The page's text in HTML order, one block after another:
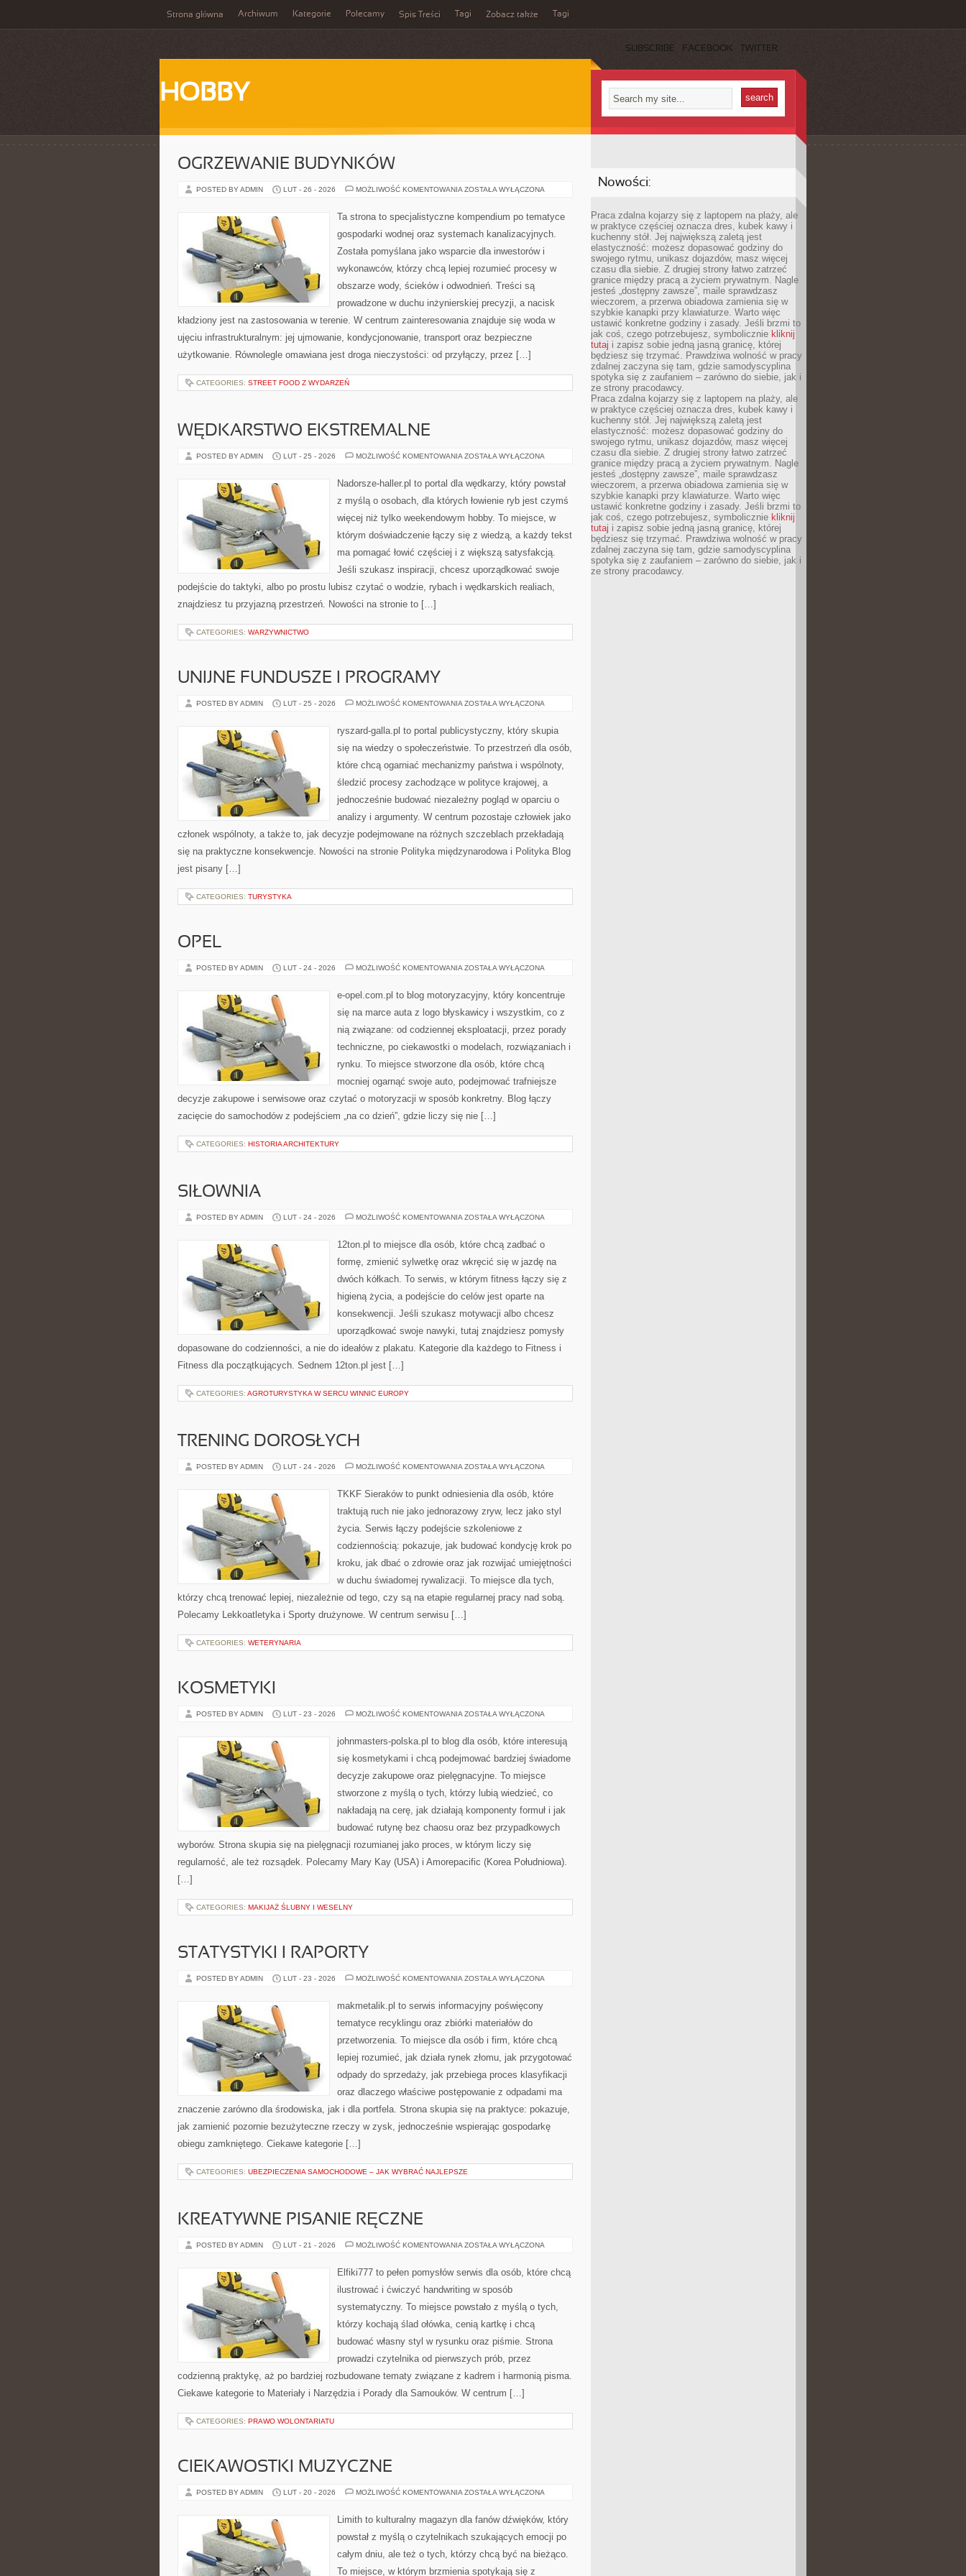
Strona główna Archiwum Kategorie Polecamy Spis Treści Tagi Zobacz także Tagi
SUBSCRIBE FACEBOOK TWITTER
HOBBY
OGRZEWANIE BUDYNKÓW
POSTED BY ADMIN LUT - 26 - 2026 MOŻLIWOŚĆ KOMENTOWANIA OGRZEWANIE
ZOSTAŁA WYŁĄCZONA
Ta strona to specjalistyczne kompendium po tematyce
gospodarki wodnej oraz systemach kanalizacyjnych.
Została pomyślana jako wsparcie dla inwestorów i
wykonawców, którzy chcą lepiej rozumieć procesy w
obszarze wody, ścieków i odwodnień. Treści są
prowadzone w duchu inżynierskiej precyzji, a nacisk
kładziony jest na zastosowania w terenie. W centrum zainteresowania znajduje się woda w
ujęciu infrastrukturalnym: jej ujmowanie, kondycjonowanie, transport oraz bezpieczne
użytkowanie. Równolegle omawiana jest droga nieczystości: od przyłączy, przez […]
CATEGORIES: STREET FOOD Z WYDARZEŃ
WĘDKARSTWO EKSTREMALNE
POSTED BY ADMIN LUT - 25 - 2026 MOŻLIWOŚĆ KOMENTOWANIA WĘDKARSTWO
ZOSTAŁA WYŁĄCZONA
Nadorsze-haller.pl to portal dla wędkarzy, który powstał
z myślą o osobach, dla których łowienie ryb jest czymś
więcej niż tylko weekendowym hobby. To miejsce, w
którym doświadczenie łączy się z wiedzą, a każdy tekst
ma pomagać łowić częściej i z większą satysfakcją.
Jeśli szukasz inspiracji, chcesz uporządkować swoje
podejście do taktyki, albo po prostu lubisz czytać o wodzie, rybach i wędkarskich realiach,
znajdziesz tu przyjazną przestrzeń. Nowości na stronie to […]
CATEGORIES: WARZYWNICTWO
UNIJNE FUNDUSZE I PROGRAMY
POSTED BY ADMIN LUT - 25 - 2026 MOŻLIWOŚĆ KOMENTOWANIA UNIJNE
PROGRAMY
ZOSTAŁA WYŁĄCZONA
ryszard-galla.pl to portal publicystyczny, który skupia
się na wiedzy o społeczeństwie. To przestrzeń dla osób,
które chcą ogarniać mechanizmy państwa i wspólnoty,
śledzić procesy zachodzące w polityce krajowej, a
jednocześnie budować niezależny pogląd w oparciu o
analizy i argumenty. W centrum pozostaje człowiek jako
członek wspólnoty, a także to, jak decyzje podejmowane na różnych szczeblach przekładają
się na praktyczne konsekwencje. Nowości na stronie Polityka międzynarodowa i Polityka Blog
jest pisany […]
CATEGORIES: TURYSTYKA
OPEL
POSTED BY ADMIN LUT - 24 - 2026 MOŻLIWOŚĆ KOMENTOWANIA OPEL
ZOSTAŁA WYŁĄCZONA
e-opel.com.pl to blog motoryzacyjny, który koncentruje
się na marce auta z logo błyskawicy i wszystkim, co z
nią związane: od codziennej eksploatacji, przez porady
techniczne, po ciekawostki o modelach, rozwiązaniach i
rynku. To miejsce stworzone dla osób, które chcą
mocniej ogarnąć swoje auto, podejmować trafniejsze
decyzje zakupowe i serwisowe oraz czytać o motoryzacji w sposób konkretny. Blog łączy
zacięcie do samochodów z podejściem „na co dzień”, gdzie liczy się nie […]
CATEGORIES: HISTORIA ARCHITEKTURY
SIŁOWNIA
POSTED BY ADMIN LUT - 24 - 2026 MOŻLIWOŚĆ KOMENTOWANIA SIŁOWNIA
ZOSTAŁA WYŁĄCZONA
12ton.pl to miejsce dla osób, które chcą zadbać o
formę, zmienić sylwetkę oraz wkręcić się w jazdę na
dwóch kółkach. To serwis, w którym fitness łączy się z
higieną życia, a podejście do celów jest oparte na
konsekwencji. Jeśli szukasz motywacji albo chcesz
uporządkować swoje nawyki, tutaj znajdziesz pomysły
dopasowane do codzienności, a nie do ideałów z plakatu. Kategorie dla każdego to Fitness i
Fitness dla początkujących. Sednem 12ton.pl jest […]
CATEGORIES: AGROTURYSTYKA W SERCU WINNIC EUROPY
TRENING DOROSŁYCH
POSTED BY ADMIN LUT - 24 - 2026 MOŻLIWOŚĆ KOMENTOWANIA TRENING
ZOSTAŁA WYŁĄCZONA
TKKF Sieraków to punkt odniesienia dla osób, które
traktują ruch nie jako jednorazowy zryw, lecz jako styl
życia. Serwis łączy podejście szkoleniowe z
codziennością: pokazuje, jak budować kondycję krok po
kroku, jak dbać o zdrowie oraz jak rozwijać umiejętności
w duchu świadomej rywalizacji. To miejsce dla tych,
którzy chcą trenować lepiej, niezależnie od tego, czy są na etapie regularnej pracy nad sobą.
Polecamy Lekkoatletyka i Sporty drużynowe. W centrum serwisu […]
CATEGORIES: WETERYNARIA
KOSMETYKI
POSTED BY ADMIN LUT - 23 - 2026 MOŻLIWOŚĆ KOMENTOWANIA KOSMETYKI
ZOSTAŁA WYŁĄCZONA
johnmasters-polska.pl to blog dla osób, które interesują
się kosmetykami i chcą podejmować bardziej świadome
decyzje zakupowe oraz pielęgnacyjne. To miejsce
stworzone z myślą o tych, którzy lubią wiedzieć, co
nakładają na cerę, jak działają komponenty formuł i jak
budować rutynę bez chaosu oraz bez przypadkowych
wyborów. Strona skupia się na pielęgnacji rozumianej jako proces, w którym liczy się
regularność, ale też rozsądek. Polecamy Mary Kay (USA) i Amorepacific (Korea Południowa).
[…]
CATEGORIES: MAKIJAŻ ŚLUBNY I WESELNY
STATYSTYKI I RAPORTY
POSTED BY ADMIN LUT - 23 - 2026 MOŻLIWOŚĆ KOMENTOWANIA STATYSTYKI
ZOSTAŁA WYŁĄCZONA
makmetalik.pl to serwis informacyjny poświęcony
tematyce recyklingu oraz zbiórki materiałów do
przetworzenia. To miejsce dla osób i firm, które chcą
lepiej rozumieć, jak działa rynek złomu, jak przygotować
odpady do sprzedaży, jak przebiega proces klasyfikacji
oraz dlaczego właściwe postępowanie z odpadami ma
znaczenie zarówno dla środowiska, jak i dla portfela. Strona skupia się na praktyce: pokazuje,
jak zamienić pozornie bezużyteczne rzeczy w zysk, jednocześnie wspierając gospodarkę
obiegu zamkniętego. Ciekawe kategorie […]
CATEGORIES: UBEZPIECZENIA SAMOCHODOWE – JAK WYBRAĆ NAJLEPSZE
KREATYWNE PISANIE RĘCZNE
POSTED BY ADMIN LUT - 21 - 2026 MOŻLIWOŚĆ KOMENTOWANIA KREATYWNE
ZOSTAŁA WYŁĄCZONA
Elfiki777 to pełen pomysłów serwis dla osób, które chcą
ilustrować i ćwiczyć handwriting w sposób
systematyczny. To miejsce powstało z myślą o tych,
którzy kochają ślad ołówka, cenią kartkę i chcą
budować własny styl w rysunku oraz piśmie. Strona
prowadzi czytelnika od pierwszych prób, przez
codzienną praktykę, aż po bardziej rozbudowane tematy związane z kadrem i harmonią pisma.
Ciekawe kategorie to Materiały i Narzędzia i Porady dla Samouków. W centrum […]
CATEGORIES: PRAWO WOLONTARIATU
CIEKAWOSTKI MUZYCZNE
POSTED BY ADMIN LUT - 20 - 2026 MOŻLIWOŚĆ KOMENTOWANIA CIEKAWOSTKI
ZOSTAŁA WYŁĄCZONA
Limith to kulturalny magazyn dla fanów dźwięków, który
powstał z myślą o czytelnikach szukających emocji po
całym dniu, ale też o tych, którzy chcą być na bieżąco.
To miejsce, w którym brzmienia spotykają się z
Nowości:
Praca zdalna kojarzy się z laptopem na plaży, ale
w praktyce częściej oznacza dres, kubek kawy i
kuchenny stół. Jej największą zaletą jest
elastyczność: możesz dopasować godziny do
swojego rytmu, unikasz dojazdów, masz więcej
czasu dla siebie. Z drugiej strony łatwo zatrzeć
granice między pracą a życiem prywatnym. Nagle
jesteś „dostępny zawsze”, maile sprawdzasz
wieczorem, a przerwa obiadowa zamienia się w
szybkie kanapki przy klawiaturze. Warto więc
ustawić konkretne godziny i zasady. Jeśli brzmi to
jak coś, czego potrzebujesz, symbolicznie kliknij
tutaj i zapisz sobie jedną jasną granicę, której
będziesz się trzymać. Prawdziwa wolność w pracy
zdalnej zaczyna się tam, gdzie samodyscyplina
spotyka się z zaufaniem – zarówno do siebie, jak i
ze strony pracodawcy.
Praca zdalna kojarzy się z laptopem na plaży, ale
w praktyce częściej oznacza dres, kubek kawy i
kuchenny stół. Jej największą zaletą jest
elastyczność: możesz dopasować godziny do
swojego rytmu, unikasz dojazdów, masz więcej
czasu dla siebie. Z drugiej strony łatwo zatrzeć
granice między pracą a życiem prywatnym. Nagle
jesteś „dostępny zawsze”, maile sprawdzasz
wieczorem, a przerwa obiadowa zamienia się w
szybkie kanapki przy klawiaturze. Warto więc
ustawić konkretne godziny i zasady. Jeśli brzmi to
jak coś, czego potrzebujesz, symbolicznie kliknij
tutaj i zapisz sobie jedną jasną granicę, której
będziesz się trzymać. Prawdziwa wolność w pracy
zdalnej zaczyna się tam, gdzie samodyscyplina
spotyka się z zaufaniem – zarówno do siebie, jak i
ze strony pracodawcy.